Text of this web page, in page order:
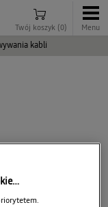
Twój koszyk (0) Menu
kabli